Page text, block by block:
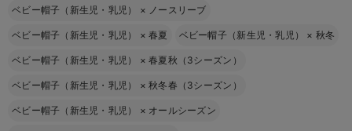
ベビー帽子（新生児・乳児） × ノースリーブ
ベビー帽子（新生児・乳児） ×春夏 ベビー帽子（新生児・乳児） × 秋冬
ベビー帽子（新生児・乳児） ×春夏秋（3シーズン）
ベビー帽子（新生児・乳児） ×秋冬春（3シーズン）
ベビー帽子（新生児・乳児） × オールシーズン